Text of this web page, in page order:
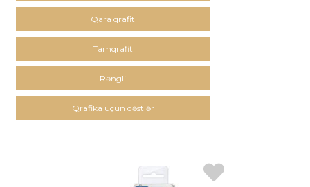
Qara qrafit
Tamqrafit
Rəngli
Qrafika üçün dəstlər